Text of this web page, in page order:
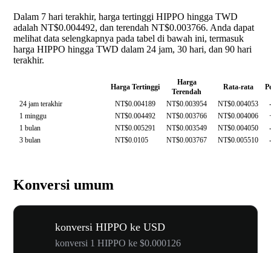
Dalam 7 hari terakhir, harga tertinggi HIPPO hingga TWD
adalah NT$0.004492, dan terendah NT$0.003766. Anda dapat
melihat data selengkapnya pada tabel di bawah ini, termasuk
harga HIPPO hingga TWD dalam 24 jam, 30 hari, dan 90 hari
terakhir.
Harga Tertinggi
Harga
Terendah
Rata-rata
24 jam terakhir
NT$0.004189 NT$0.003954 NT$0.004053
1 minggu
NT$0.004492 NT$0.003766 NT$0.004006
1 bulan
NT$0.005291 NT$0.003549 NT$0.004050
3 bulan
NT$0.0105 NT$0.003767 NT$0.005510
Konversi umum
konversi HIPPO ke USD
konversi 1 HIPPO ke $0.000126